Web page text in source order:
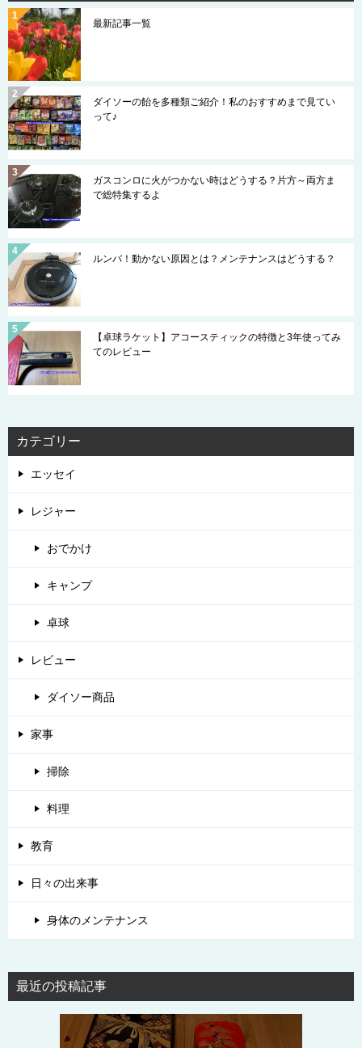
最新記事一覧
ダイソーの飴を多種類ご紹介！私のおすすめまで見てい
って♪
ガスコンロに火がつかない時はどうする？片方～両方ま
で総特集するよ
ルンバ！動かない原因とは？メンテナンスはどうする？
【卓球ラケット】アコースティックの特徴と3年使ってみ
てのレビュー
カテゴリー
エッセイ
レジャー
おでかけ
キャンプ
卓球
レビュー
ダイソー商品
家事
掃除
料理
教育
日々の出来事
身体のメンテナンス
最近の投稿記事